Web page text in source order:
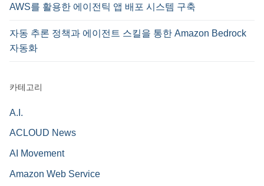
AWS를 활용한 에이전틱 앱 배포 시스템 구축
자동 추론 정책과 에이전트 스킬을 통한 Amazon Bedrock
자동화
카테고리
A.I.
ACLOUD News
AI Movement
Amazon Web Service